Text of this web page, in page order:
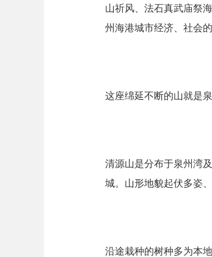
山祈风、法石真武庙祭
州海港城市经济、社会
这座绵延不断的山就是
清源山是分布于泉州湾
城。山形地貌起伏多姿
沿途栽种的树种多为本